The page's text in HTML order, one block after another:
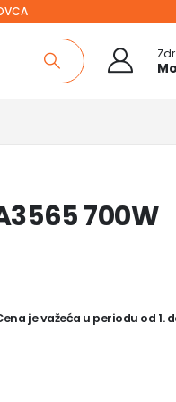
700W
je važeća u periodu od 1.